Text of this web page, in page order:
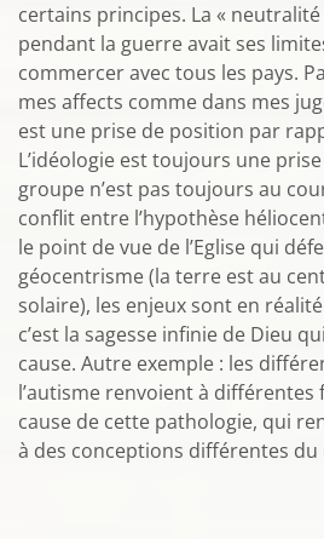
certains principes. La « neutralité
pendant la guerre avait ses
commercer avec tous les pays.
mes affects comme dans mes
est une prise de position par
L’idéologie est toujours une
groupe n’est pas toujours au
conflit entre l’hypothèse
le point de vue de l’Eglise qui
géocentrisme (la terre est au
solaire), les enjeux sont en
c’est la sagesse infinie de Dieu
cause. Autre exemple : les
l’autisme renvoient à différentes
cause de cette pathologie, qui
à des conceptions différentes du